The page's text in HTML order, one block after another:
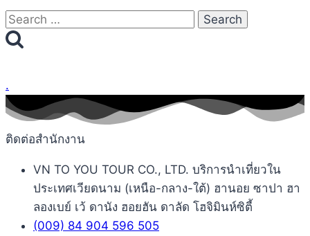
Search
for:
.
ติดต่อสำนักงาน
VN TO YOU TOUR CO., LTD. บริการนำเที่ยวใน
ประเทศเวียดนาม (เหนือ-กลาง-ใต้) ฮานอย ซาปา ฮา
ลองเบย์ เว้ ดานัง ฮอยฮัน ดาลัด โฮจิมินห์ซิตี้
(009) 84 904 596 505